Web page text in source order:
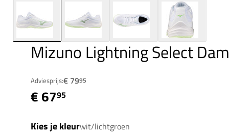
Mizuno Lightning Select
Adviesprijs:€ 7995
€ 6795
Kies je kleurwit/lichtgroen